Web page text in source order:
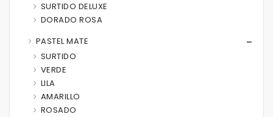
SURTIDO DELUXE
DORADO ROSA
PASTEL MATE
SURTIDO
VERDE
LILA
AMARILLO
ROSADO